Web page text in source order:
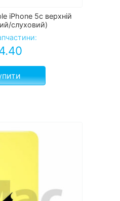
iPhone 5c верхній
слуховий)